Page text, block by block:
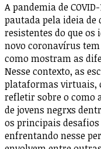
A pandemia de
pautada pela ideia de
resistentes do que os
novo coronavírus
como mostram as
Nesse contexto, as
plataformas virtuais,
refletir sobre o como
de jovens negrxs
os principais
enfrentando nesse